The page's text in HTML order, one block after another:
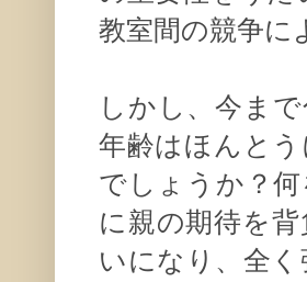
教室間の競争に
しかし、今ま
年齢はほんと
でしょうか？
に親の期待を
いになり、全